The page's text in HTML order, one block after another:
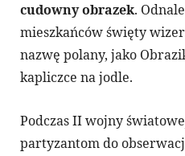
cudowny obrazek.
mieszkańców święty
nazwę polany, jako
kapliczce na jodle.
Podczas II wojny
partyzantom do